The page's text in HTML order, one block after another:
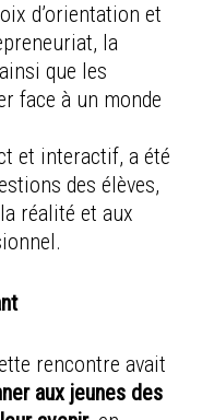
d’orientation et
la
que les
face à un monde
et interactif, a été
des élèves,
réalité et aux
rencontre avait
aux jeunes des